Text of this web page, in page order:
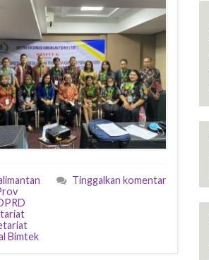
Bimtek
Tinggalkan komentar